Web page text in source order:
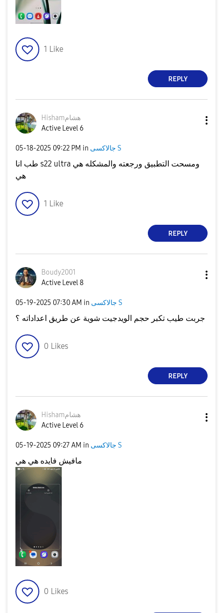
1 Like
REPLY
Hishamهشام
Active Level 6
‎05-18-2025 09:22 PM in جالاكسى S
طب انا s22 ultra ومسحت التطبيق ورجعته والمشكله هي
هي
1 Like
REPLY
Boudy2001
Active Level 8
‎05-19-2025 07:30 AM in جالاكسى S
جربت طيب تكبر حجم الويدجيت شوية عن طريق اعداداته ؟
0 Likes
REPLY
Hishamهشام
Active Level 6
‎05-19-2025 09:27 AM in جالاكسى S
مافيش فايده هي هي
0 Likes